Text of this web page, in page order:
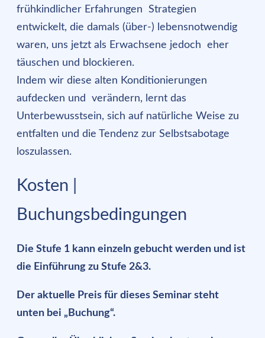
frühkindlicher Erfahrungen Strategien
entwickelt, die damals (über-) lebensnotwendig
waren, uns jetzt als Erwachsene jedoch eher
täuschen und blockieren.
Indem wir diese alten Konditionierungen
aufdecken und verändern, lernt das
Unterbewusstsein, sich auf natürliche Weise zu
entfalten und die Tendenz zur Selbstsabotage
loszulassen.
Kosten |
Buchungsbedingungen
Die Stufe 1 kann einzeln gebucht werden und ist
die Einführung zu Stufe 2&3.
Der aktuelle Preis für dieses Seminar steht
unten bei „Buchung“.